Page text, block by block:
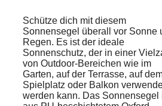
Schütze dich mit diesem
Sonnensegel überall vor Sonne
Regen. Es ist der ideale
Sonnenschutz, der in einer
von Outdoor-Bereichen wie im
Garten, auf der Terrasse, auf
Spielplatz oder Balkon
werden kann. Das Sonnensegel